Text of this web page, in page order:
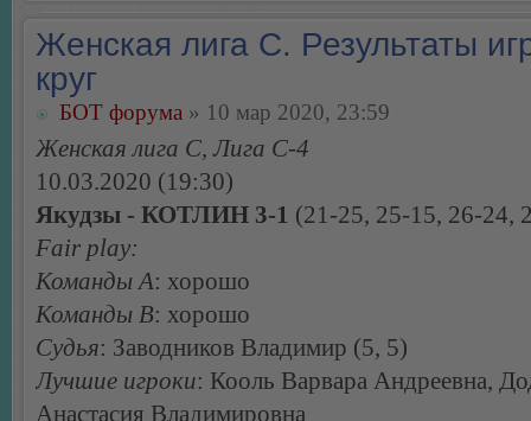
Женская лига С. Результаты
круг
БОТ форума » 10 мар 2020, 23:59
Женская лига С, Лига С-4
10.03.2020 (19:30)
Якудзы - КОТЛИН 3-1 (21-25, 25-15, 26-24,
Fair play:
Команды А: хорошо
Команды В: хорошо
Судья: Заводников Владимир (5, 5)
Лучшие игроки: Кооль Варвара Андреевна,
Анастасия Владимировна